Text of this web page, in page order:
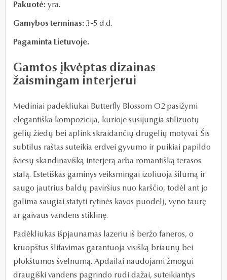
Pakuotė: yra.
Gamybos terminas: 3-5 d.d.
Pagaminta Lietuvoje.
Gamtos įkvėptas dizainas
žaismingam interjerui
Mediniai padėkliukai Butterfly Blossom O2 pasižymi
elegantiška kompozicija, kurioje susijungia stilizuotų
gėlių žiedų bei aplink skraidančių drugelių motyvai. Šis
subtilus raštas suteikia erdvei gyvumo ir puikiai papildo
šviesų skandinavišką interjerą arba romantišką terasos
stalą. Estetiškas gaminys veiksmingai izoliuoja šilumą ir
saugo jautrius baldų paviršius nuo karščio, todėl ant jo
galima saugiai statyti rytinės kavos puodelį, vyno taurę
ar gaivaus vandens stiklinę.
Padėkliukas išpjaunamas lazeriu iš beržo faneros, o
kruopštus šlifavimas garantuoja visišką briaunų bei
plokštumos švelnumą. Apdailai naudojami žmogui
draugiški vandens pagrindo rudi dažai, suteikiantys